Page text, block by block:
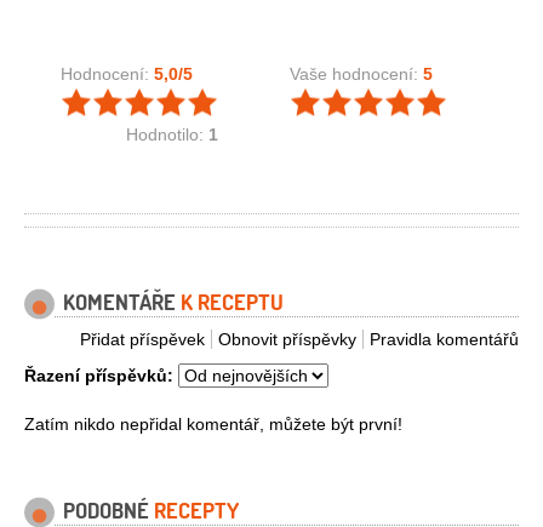
Hodnocení: 5,0/5
Hodnotilo: 1
Vaše hodnocení: 5
KOMENTÁŘE K RECEPTU
Pravidla komentářů
Obnovit příspěvky
Přidat příspěvek
Řazení příspěvků:
Zatím nikdo nepřidal komentář, můžete být první!
PODOBNÉ RECEPTY